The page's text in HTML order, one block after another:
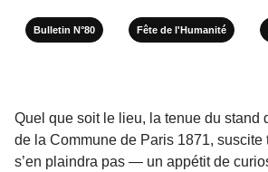
Bulletin N°80 Fête de l'Humanité
Quel que soit le lieu, la tenue du stand
de la Commune de Paris 1871,
s’en plaindra pas — un appétit de